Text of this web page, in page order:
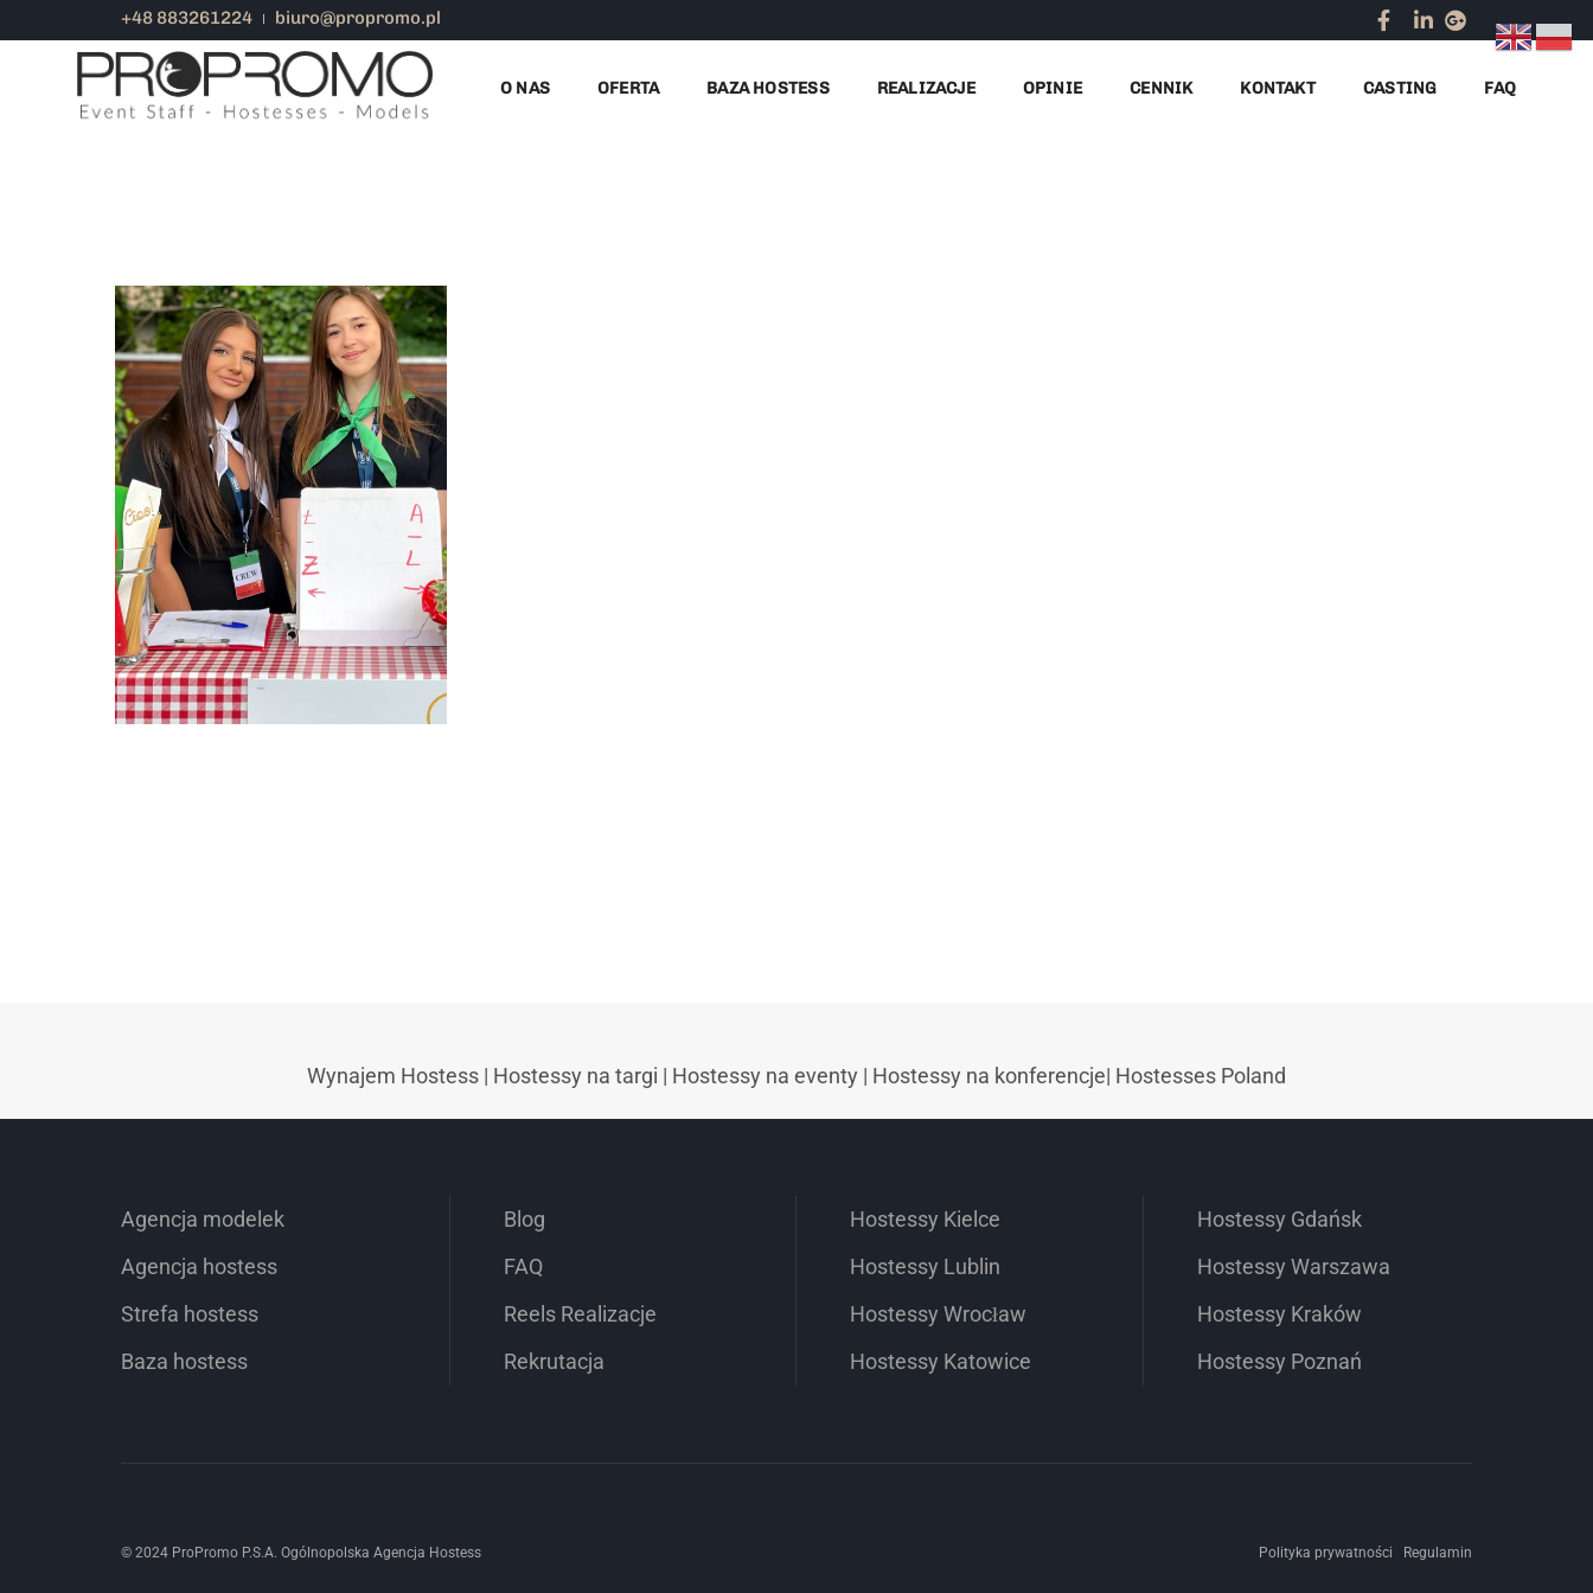
+48 883261224 biuro@propromo.pl
O NAS OFERTA BAZA HOSTESS REALIZACJE OPINIE CENNIK KONTAKT CASTING FAQ
SUKIENKI DLA HOSTESS
HOSTESSY W
SOPOCIE NA
IMPREZĘ FIRMOWĄ
Wynajem Hostess | Hostessy na targi | Hostessy na eventy | Hostessy na konferencje| Hostesses Poland
Agencja modelek
Agencja hostess
Strefa hostess
Baza hostess
Blog
FAQ
Reels Realizacje
Rekrutacja
Hostessy Kielce
Hostessy Lublin
Hostessy Wrocław
Hostessy Katowice
Hostessy Gdańsk
Hostessy Warszawa
Hostessy Kraków
Hostessy Poznań
© 2024 ProPromo P.S.A. Ogólnopolska Agencja Hostess Polityka prywatności Regulamin